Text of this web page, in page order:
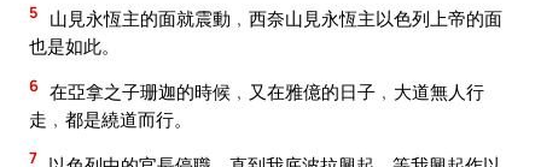
5
山見永恆主的面就震動﹐西奈山見永恆主以色列上帝的面
也是如此。
6 在亞拿之子珊迦的時候﹐又在雅億的日子﹐大道無人行
走﹐都是繞道而行。
7